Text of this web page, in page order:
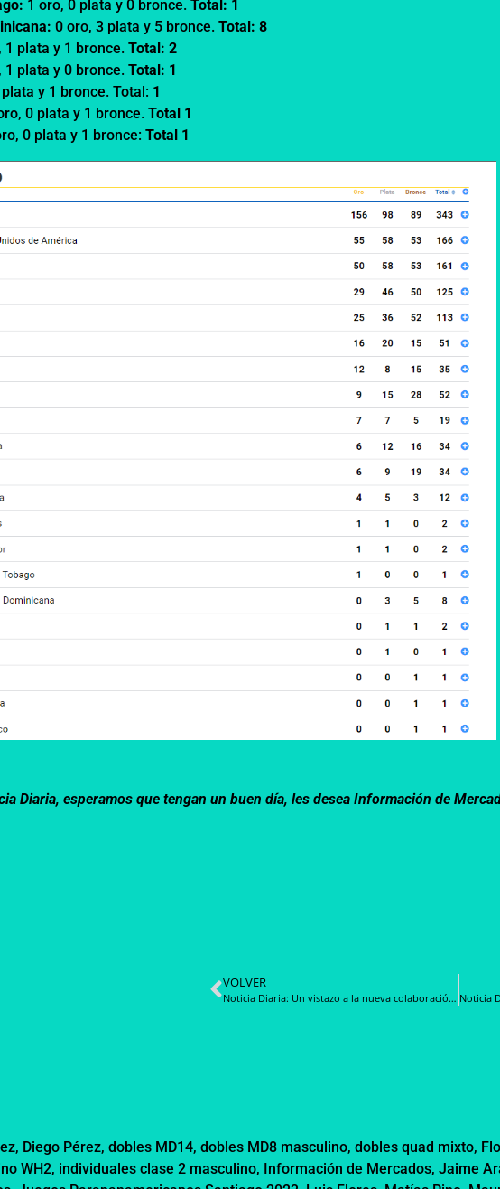
1 oro, 0 plata y 0 bronce.Total: 1
0 oro, 3 plata y 5 bronce.Total: 8
1 plata y 1 bronce.Total: 2
1 plata y 0 bronce.Total: 1
y 1 bronce. Total: 1
0 plata y 1 bronce.Total 1
0 plata y 1 bronce:Total 1
Diaria, esperamos que tengan un buen día, les desea Información de
VOLVER
Noticia Diaria: Un vistazo a la nueva colaboración de Rabanne con H&M
, Diego Pérez, dobles MD14, dobles MD8 masculino, dobles quad mixto,
WH2, individuales clase 2 masculino, Información de Mercados, Jaime